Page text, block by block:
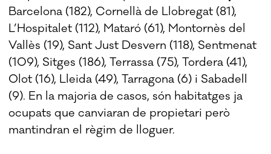
Barcelona (182), Cornellà de Llobregat (81),
L’Hospitalet (112), Mataró (61), Montornès del
Vallès (19), Sant Just Desvern (118), Sentmenat
(109), Sitges (186), Terrassa (75), Tordera (41),
Olot (16), Lleida (49), Tarragona (6) i Sabadell
(9). En la majoria de casos, són habitatges ja
ocupats que canviaran de propietari però
mantindran el règim de lloguer.